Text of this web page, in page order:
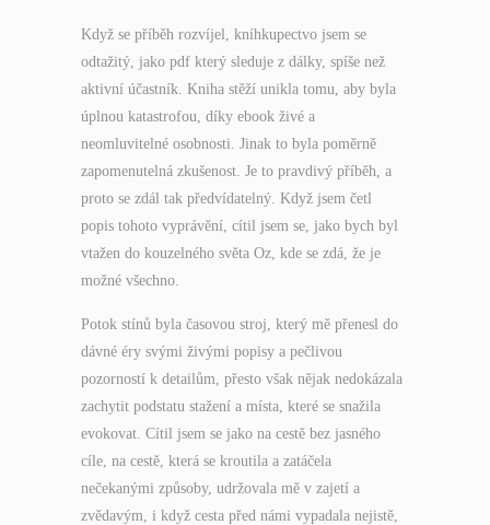
Když se příběh rozvíjel, kníhkupectvo jsem se
odtažitý, jako pdf který sleduje z dálky, spíše než
aktivní účastník. Kniha stěží unikla tomu, aby byla
úplnou katastrofou, díky ebook živé a
neomluvitelné osobnosti. Jinak to byla poměrně
zapomenutelná zkušenost. Je to pravdivý příběh, a
proto se zdál tak předvídatelný. Když jsem četl
popis tohoto vyprávění, cítil jsem se, jako bych byl
vtažen do kouzelného světa Oz, kde se zdá, že je
možné všechno.
Potok stínů byla časovou stroj, který mě přenesl do
dávné éry svými živými popisy a pečlivou
pozorností k detailům, přesto však nějak nedokázala
zachytit podstatu stažení a místa, které se snažila
evokovat. Cítil jsem se jako na cestě bez jasného
cíle, na cestě, která se kroutila a zatáčela
nečekanými způsoby, udržovala mě v zajetí a
zvědavým, i když cesta před námi vypadala nejistě,